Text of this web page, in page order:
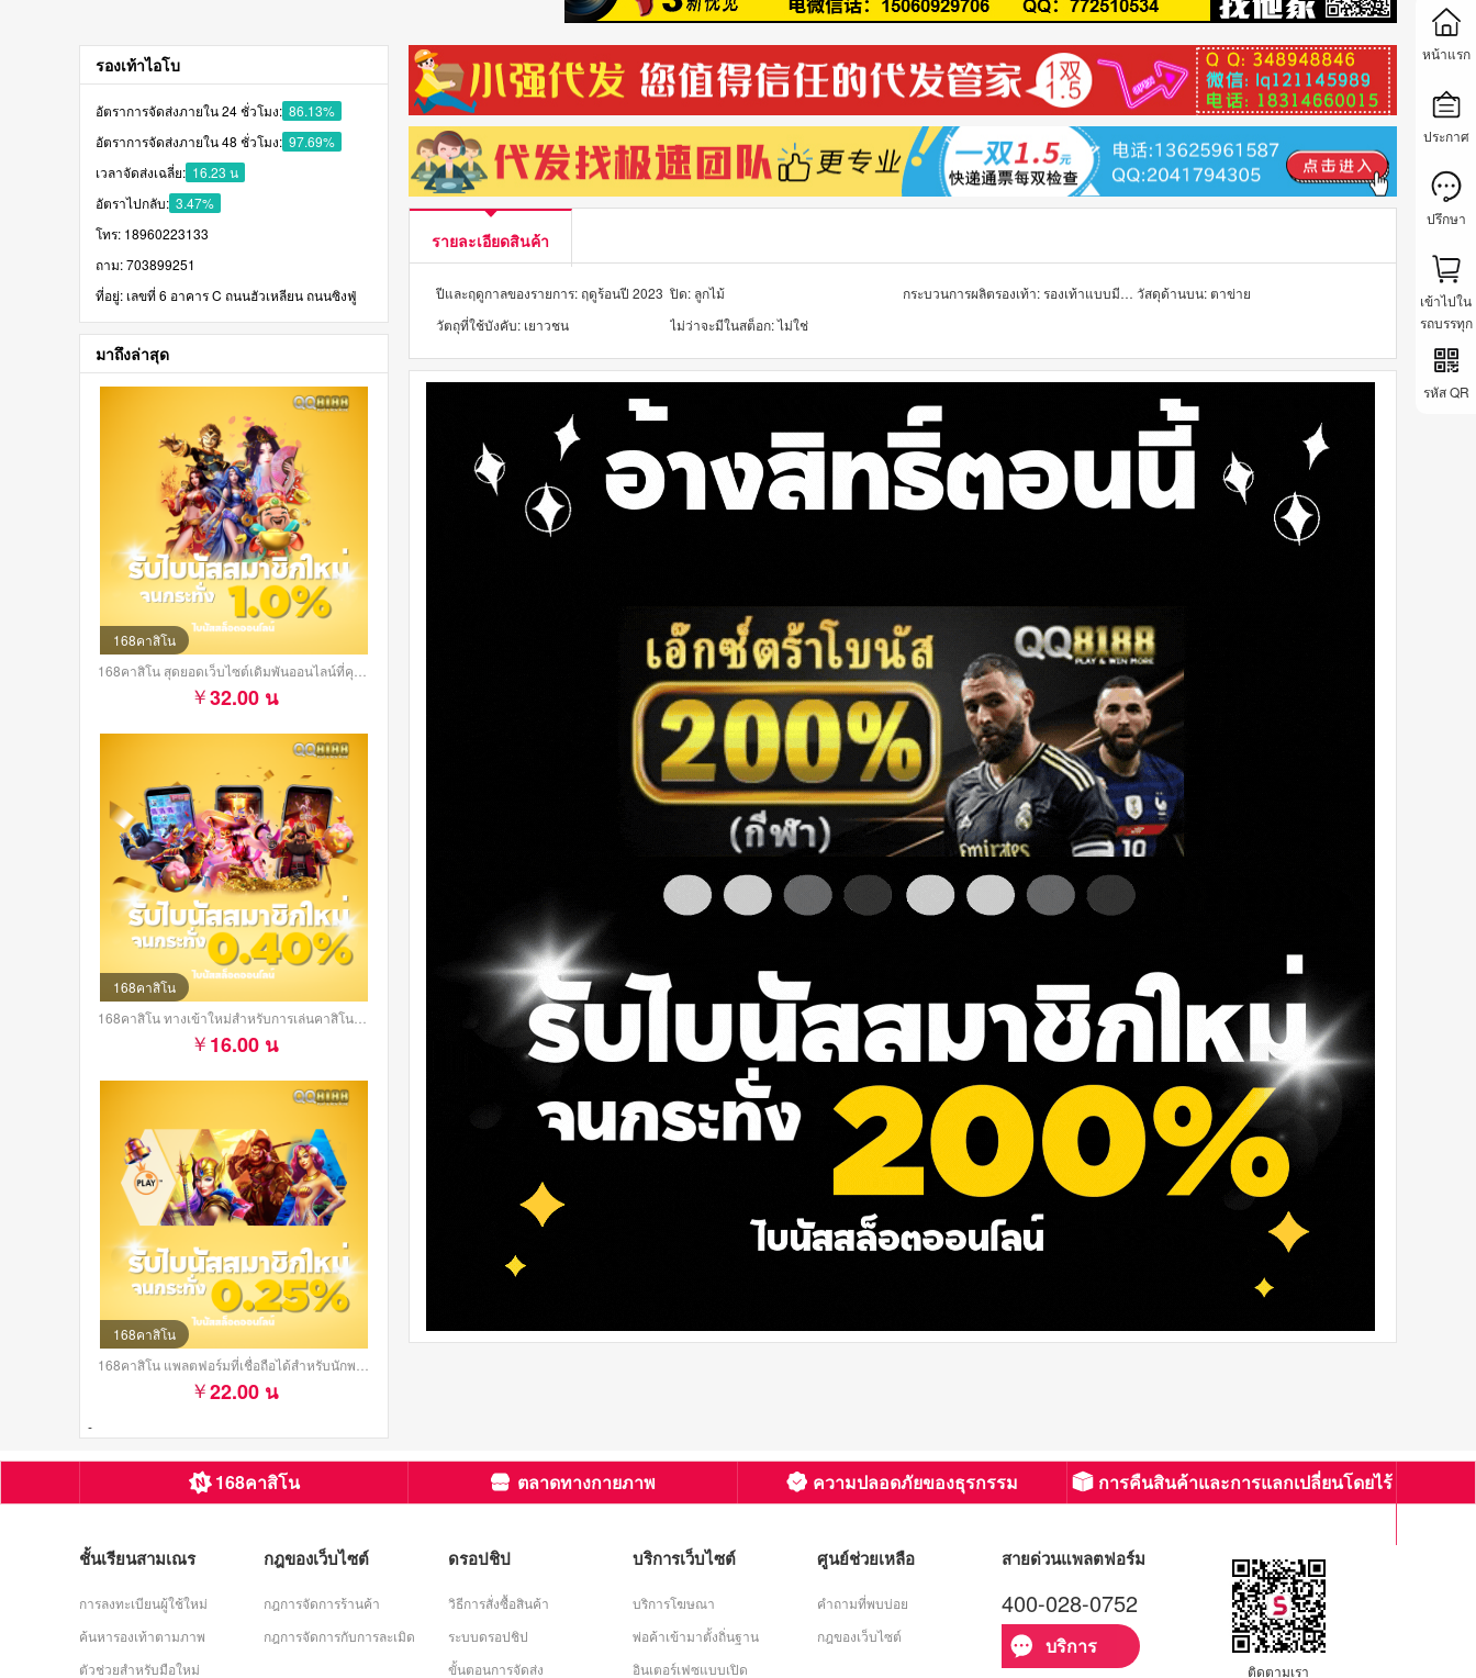
รองเท้าไอโบ
อัตราการจัดส่งภายใน 24 ชั่วโมง: 86.13%
อัตราการจัดส่งภายใน 48 ชั่วโมง: 97.69%
เวลาจัดส่งเฉลี่ย: 16.23 น
อัตราไปกลับ: 3.47%
โทร: 18960223133
ถาม: 703899251
ที่อยู่: เลขที่ 6 อาคาร C ถนนฮัวเหลียน ถนนซิงฟู่
มาถึงล่าสุด
168คาสิโน
32.00 น
168คาสิโน
16.00 น
168คาสิโน
22.00 น
-
รายละเอียดสินค้า
ปีและฤดูกาลของรายการ: ฤดูร้อนปี 2023 ปิด: ลูกไม้ กระบวนการผลิตรองเท้า: รองเท้าแบบมีกาว วัสดุด้านบน: ตาข่าย
วัตถุที่ใช้บังคับ: เยาวชน
ไม่ว่าจะมีในสต็อก: ไม่ใช่
หน้าแรก
ประกาศ
ปรึกษา
เข้าไปใน
รถบรรทุก
รหัส QR
168คาสิโน ตลาดทางกายภาพ ความปลอดภัยของธุรกรรม
การคืนสินค้าและการแลกเปลี่ยนโดยไร้
ชั้นเรียนสามเณร
การลงทะเบียนผู้ใช้ใหม่
ค้นหารองเท้าตามภาพ
ตัวช่วยสำหรับมือใหม่
กฎของเว็บไซต์
กฎการจัดการร้านค้า
กฎการจัดการกับการละเมิด
ดรอปชิป
วิธีการสั่งซื้อสินค้า
ระบบดรอปชิป
ขั้นตอนการจัดส่ง
บริการเว็บไซต์
บริการโฆษณา
พ่อค้าเข้ามาตั้งถิ่นฐาน
อินเตอร์เฟซแบบเปิด
ศูนย์ช่วยเหลือ
คำถามที่พบบ่อย
กฎของเว็บไซต์
สายด่วนแพลตฟอร์ม
400-028-0752
บริการ
ติดตามเรา